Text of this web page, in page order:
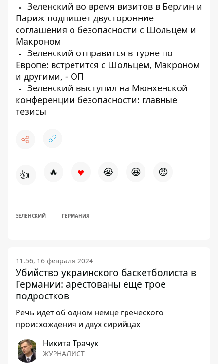
Зеленский во время визитов в Берлин и
Париж подпишет двусторонние
соглашения о безопасности с Шольцем и
Макроном
Зеленский отправится в турне по
Европе: встретится с Шольцем, Макроном
и другими, - ОП
Зеленский выступил на Мюнхенской
конференции безопасности: главные
тезисы
👍 🔥 ♥ 😭 😆 😡
ЗЕЛЕНСКИЙ ГЕРМАНИЯ
11:56, 16 февраля 2024
Убийство украинского баскетболиста в
Германии: арестованы еще трое
подростков
Речь идет об одном немце греческого
происхождения и двух сирийцах
Никита Трачук
ЖУРНАЛИСТ